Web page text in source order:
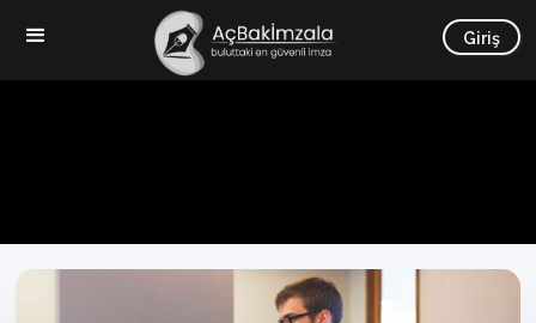
Giriş
Blog | Elektronik İmza Hakkında Bilmeniz Gerekenler